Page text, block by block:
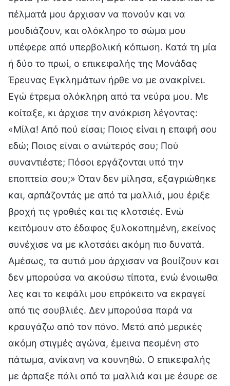
πέλματά μου άρχισαν να πονούν και να
μουδιάζουν, και ολόκληρο το σώμα μου
υπέφερε από υπερβολική κόπωση. Κατά τη μία
ή δύο το πρωί, ο επικεφαλής της Μονάδας
Έρευνας Εγκλημάτων ήρθε να με ανακρίνει.
Εγώ έτρεμα ολόκληρη από τα νεύρα μου. Με
κοίταξε, κι άρχισε την ανάκριση λέγοντας:
«Μίλα! Από πού είσαι; Ποιος είναι η επαφή σου
εδώ; Ποιος είναι ο ανώτερός σου; Πού
συναντιέστε; Πόσοι εργάζονται υπό την
εποπτεία σου;» Όταν δεν μίλησα, εξαγριώθηκε
και, αρπάζοντάς με από τα μαλλιά, μου έριξε
βροχή τις γροθιές και τις κλoτσιές. Ενώ
κειτόμουν στο έδαφος ξυλοκοπημένη, εκείνος
συνέχισε να με κλοτσάει ακόμη πιο δυνατά.
Αμέσως, τα αυτιά μου άρχισαν να βουίζουν και
δεν μπορούσα να ακούσω τίποτα, ενώ ένοιωθα
λες και το κεφάλι μου επρόκειτο να εκραγεί
από τις σουβλιές. Δεν μπορούσα παρά να
κραυγάζω από τον πόνο. Μετά από μερικές
ακόμη στιγμές αγώνα, έμεινα πεσμένη στο
πάτωμα, ανίκανη να κουνηθώ. Ο επικεφαλής
με άρπαξε πάλι από τα μαλλιά και με έσυρε σε